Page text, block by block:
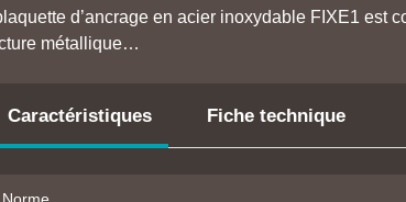
d’ancrage en acier inoxydable FIXE1 est
métallique…
Caractéristiques Fiche technique